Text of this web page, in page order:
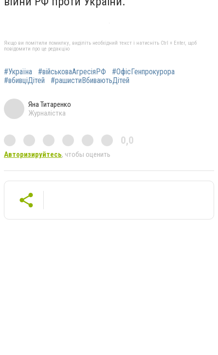
Якщо ви помітили помилку, виділіть необхідний текст і натисніть Ctrl + Enter, щоб
повідомити про це редакцію
#Україна #військоваАгресіяРФ
#ОфісГенпрокурора
#вбивціДітей
#рашистиВбиваютьДітей
Яна Титаренко
Журналістка
0,0
Авторизируйтесь, чтобы оценить